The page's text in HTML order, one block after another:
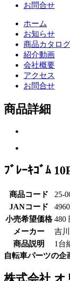
お問合せ
ホーム
お知らせ
商品カタログ
紹介動画
会社概要
アクセス
お問合せ
商品詳細
ﾌﾞﾚｰｷｺﾞﾑ
商品コード
25-
JANコード
小売希望価格 480
メーカー
吉
商品説明
1台
自転車パーツの企